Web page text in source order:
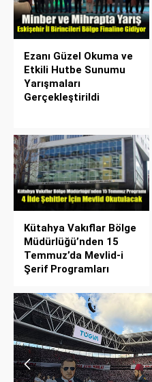
Ezanı Güzel Okuma ve
Etkili Hutbe Sunumu
Yarışmaları
Gerçekleştirildi
Kütahya Vakıflar Bölge
Müdürlüğü’nden 15
Temmuz’da Mevlid-i
Şerif Programları